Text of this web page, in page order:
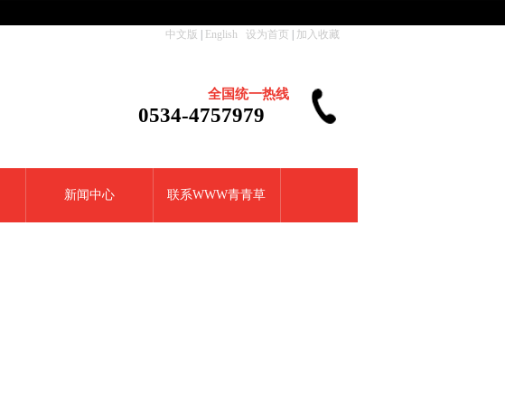
设为首页
加入收藏
中文版 English
全国统一热线
0534-4757979
新闻中心 联系WWW青青草